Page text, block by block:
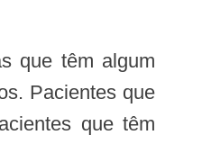
Pacientes que
que têm